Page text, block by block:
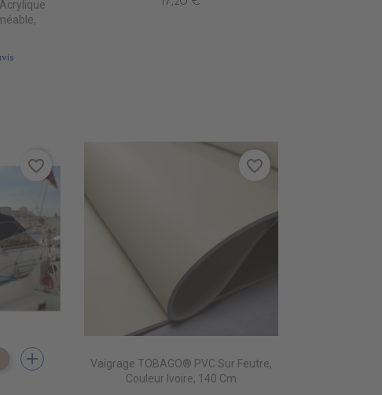
RED
PEARL
PT1590 PARIS BEIGE
add
favorite_border
Vaigrage TOBAGO® PVC Sur Feutre,
Couleur Ivoire, 140 Cm
favorite_border